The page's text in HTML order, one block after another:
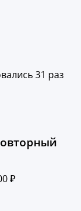
31 раз
₽